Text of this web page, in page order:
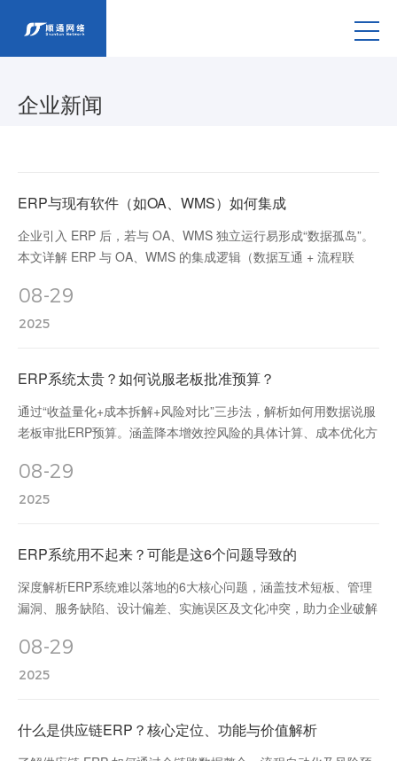
企业新闻
ERP与现有软件（如OA、WMS）如何集成
企业引入 ERP 后，若与 OA、WMS 独立运行易形成“数据孤岛”。
本文详解 ERP 与 OA、WMS 的集成逻辑（数据互通 + 流程联
点，通过 API 接口、中间件等技术实现“数据中枢”与“业务延伸”的
协同，提升效率、降低人工成本，释放数字化价值。
08-29
2025
​​ERP系统太贵？如何说服老板批准预算？
通过“收益量化+成本拆解+风险对比”三步法，解析如何用数据说服
老板审批ERP预算。涵盖降本增效控风险的具体计算、成本优化方
08-29
2025
ERP系统用不起来？可能是这6个问题导致的
深度解析ERP系统难以落地的6大核心问题，涵盖技术短板、管理
漏洞、服务缺陷、设计偏差、实施误区及文化冲突，助力企业破解
08-29
2025
什么是供应链ERP？核心定位、功能与价值解析